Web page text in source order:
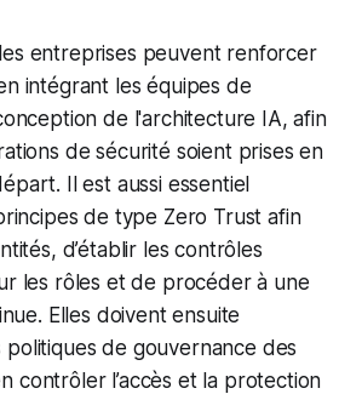
entreprises peuvent renforcer
intégrant les équipes de
de l'architecture IA, afin
de sécurité soient prises en
Il est aussi essentiel
de type Zero Trust afin
d’établir les contrôles
les rôles et de procéder à une
Elles doivent ensuite
de gouvernance des
contrôler l’accès et la protection